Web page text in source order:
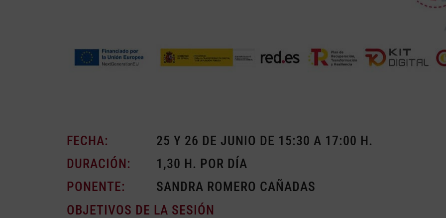
FECHA:
25 Y 26 DE JUNIO DE 15:30 A 17:00 H.
DURACIÓN:
1,30 H. POR DÍA
PONENTE:
SANDRA ROMERO CAÑADAS
OBJETIVOS DE LA SESIÓN